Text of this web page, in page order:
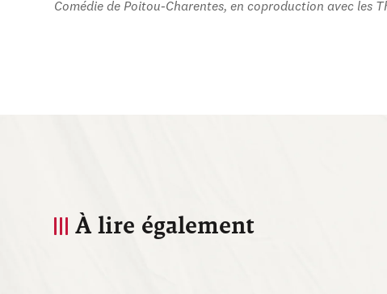
Comédie de Poitou-Charentes, en coproduction avec les
À lire également